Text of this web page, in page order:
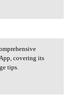
covering its
tips.